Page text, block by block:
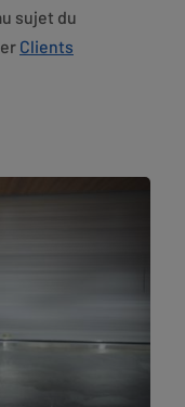
sujet du
Clients